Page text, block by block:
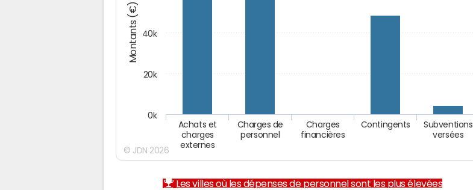
Montants (€)
Achats et
charges
externes
Charges de
personnel
Charges
financières
Contingents
Subventions
versées
0k
20k
40k
© JDN 2026
Les villes où les dépenses de personnel sont les plus élevées